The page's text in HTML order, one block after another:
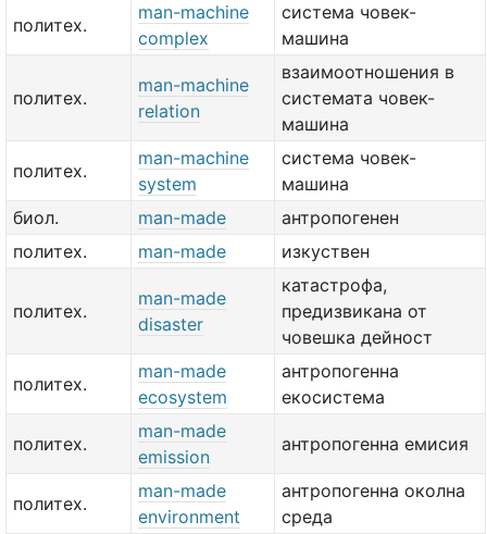
политех.
man-machine
complex
система човек-
машина
политех.
man-machine
relation
взаимоотношения в
системата човек-
машина
политех.
man-machine
system
система човек-
машина
биол.
man-made
антропогенен
политех.
man-made изкуствен
политех.
man-made
disaster
катастрофа,
предизвикана от
човешка дейност
политех.
man-made
ecosystem
антропогенна
екосистема
политех.
man-made
emission
антропогенна емисия
политех.
man-made
environment
антропогенна околна
среда